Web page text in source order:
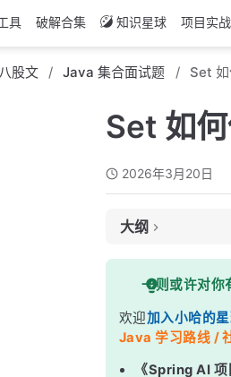
具 破解合集 知识星球 项目实战
八股文 Java 集合面试题 Set 如
Set 如何
2026年3月20日
大纲
面试考察点
核心答案
深度解析
一则或许对你
欢迎加入小哈的
Java 学习路线 /
《Spring AI